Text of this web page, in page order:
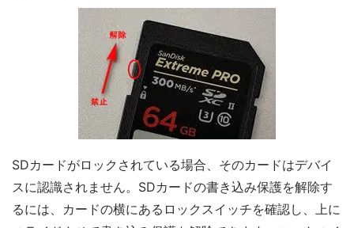
SDカードがロックされている場合、そのカードはデバイ
スに認識されません。SDカードの書き込み保護を解除す
るには、カードの横にあるロックスイッチを確認し、上に